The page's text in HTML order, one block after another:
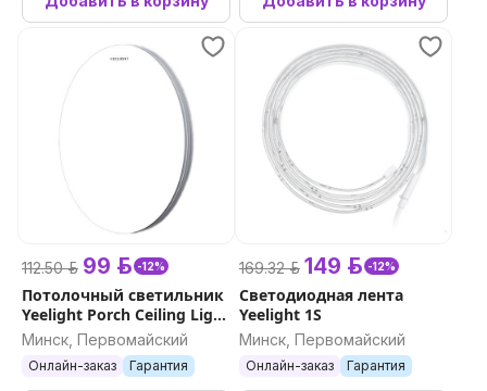
112.50 р. 99 р. -12%
Потолочный светильник
Yeelight Porch Ceiling Light
C400
Минск, Первомайский
Онлайн-заказ Гарантия
169.32 р. 149 р. -12%
Светодиодная лента
Yeelight 1S
Минск, Первомайский
Онлайн-заказ Гарантия